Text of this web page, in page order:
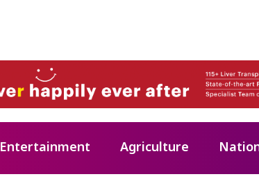
Entertainment Agriculture